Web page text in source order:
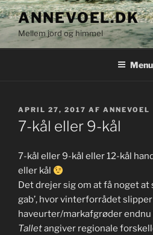
Videre
til
indhold
ANNEVOEL.DK
Mellem jord og himmel
Menu
UDGIVET
DEN
APRIL 27, 2017 AF ANNEVOEL
7-kål eller 9-kål
7-kål eller 9-kål eller 12-kål
eller kål
Det drejer sig om at få noget at
gab’, hvor vinterforrådet
haveurter/markafgrøder endnu
Talletangiver regionale